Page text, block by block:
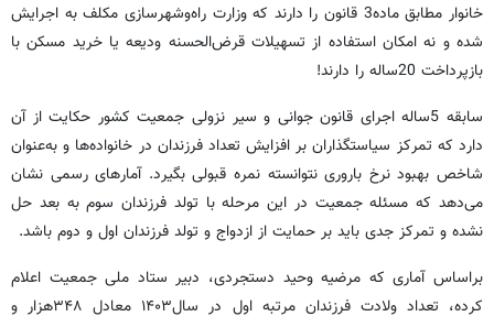
خانوار مطابق ماده3 قانون را دارند که وزارت راه‌وشهرسازی مکلف به اجرایش
شده و نه امکان استفاده از تسهیلات قرض‌الحسنه ودیعه یا خرید مسکن با
بازپرداخت 20ساله را دارند!
سابقه 5ساله اجرای قانون جوانی و سیر نزولی جمعیت کشور حکایت از آن
دارد که تمرکز سیاستگذاران بر افزایش تعداد فرزندان در خانواده‌ها و به‌عنوان
شاخص بهبود نرخ باروری نتوانسته نمره قبولی بگیرد. آمارهای رسمی نشان
می‌دهد که مسئله جمعیت در این مرحله با تولد فرزندان سوم به بعد حل
نشده و تمرکز جدی باید بر حمایت از ازدواج و تولد فرزندان اول و دوم باشد.
براساس آماری که مرضیه وحید دستجردی، دبیر ستاد ملی جمعیت اعلام
کرده، تعداد ولادت فرزندان مرتبه اول در سال۱۴۰۳ معادل ۳۴۸هزار و